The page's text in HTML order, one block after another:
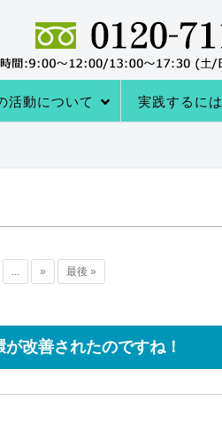
活動について 実践するには
... » 最後 »
改善されたのですね！